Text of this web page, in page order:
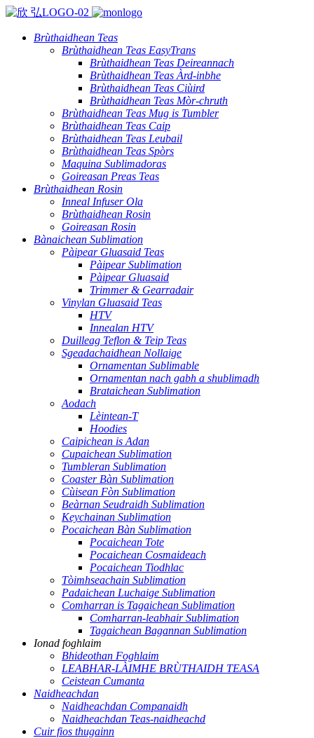
Brùthaidhean Teas
Brùthaidhean Teas EasyTrans
Brùthaidhean Teas Deireannach
Brùthaidhean Teas Àrd-inbhe
Brùthaidhean Teas Ciùird
Brùthaidhean Teas Mòr-chruth
Brùthaidhean Teas Mug is Tumbler
Brùthaidhean Teas Caip
Brùthaidhean Teas Leubail
Brùthaidhean Teas Spòrs
Maquina Sublimadoras
Goireasan Preas Teas
Brùthaidhean Rosin
Inneal Infuser Ola
Brùthaidhean Rosin
Goireasan Rosin
Bànaichean Sublimation
Pàipear Gluasaid Teas
Pàipear Sublimation
Pàipear Gluasaid
Trimmer & Gearradair
Vinylan Gluasaid Teas
HTV
Innealan HTV
Duilleag Teflon & Teip Teas
Sgeadachaidhean Nollaige
Ornamentan Sublimable
Ornamentan nach gabh a shublimadh
Brataichean Sublimation
Aodach
Lèintean-T
Hoodies
Caipichean is Adan
Cupaichean Sublimation
Tumbleran Sublimation
Coaster Bàn Sublimation
Cùisean Fòn Sublimation
Beàrnan Seudraidh Sublimation
Keychainan Sublimation
Pocaichean Bàn Sublimation
Pocaichean Tote
Pocaichean Cosmaideach
Pocaichean Tiodhlac
Tòimhseachain Sublimation
Padaichean Luchaige Sublimation
Comharran is Tagaichean Sublimation
Comharran-leabhair Sublimation
Tagaichean Bagannan Sublimation
Ionad foghlaim
Bhideothan Foghlaim
LEABHAR-LÀIMHE BRÙTHAIDH TEASA
Ceistean Cumanta
Naidheachdan
Naidheachdan Companaidh
Naidheachdan Teas-naidheachd
Cuir fios thugainn